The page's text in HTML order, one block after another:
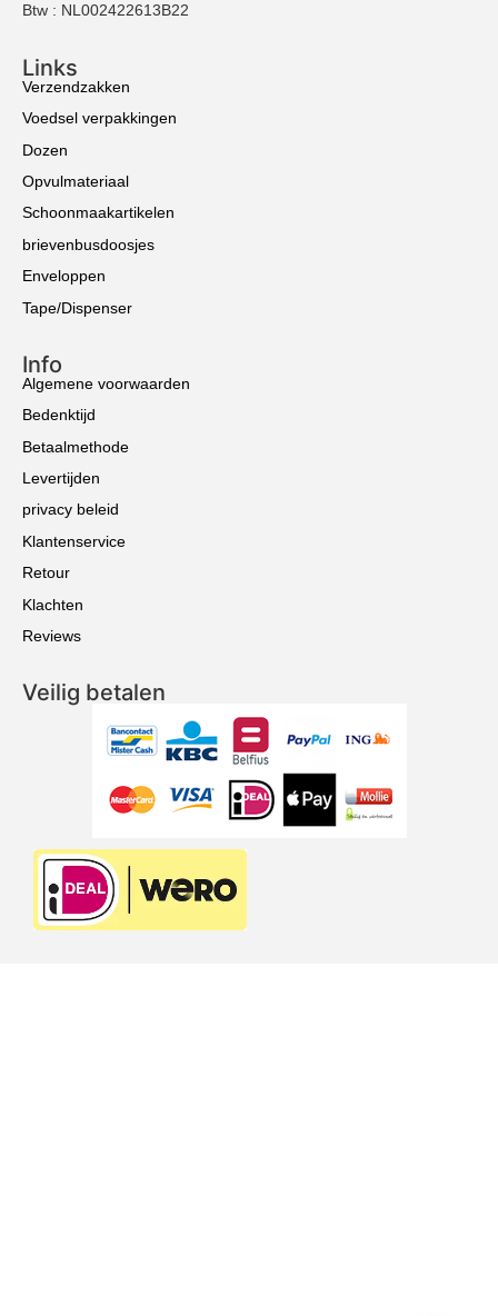
Btw : NL002422613B22
Links
Verzendzakken
Voedsel verpakkingen
Dozen
Opvulmateriaal
Schoonmaakartikelen
brievenbusdoosjes
Enveloppen
Tape/Dispenser
Algemene voorwaarden
Bedenktijd
Betaalmethode
Levertijden
privacy beleid
Klantenservice
Retour
Klachten
Reviews
Info
Veilig betalen